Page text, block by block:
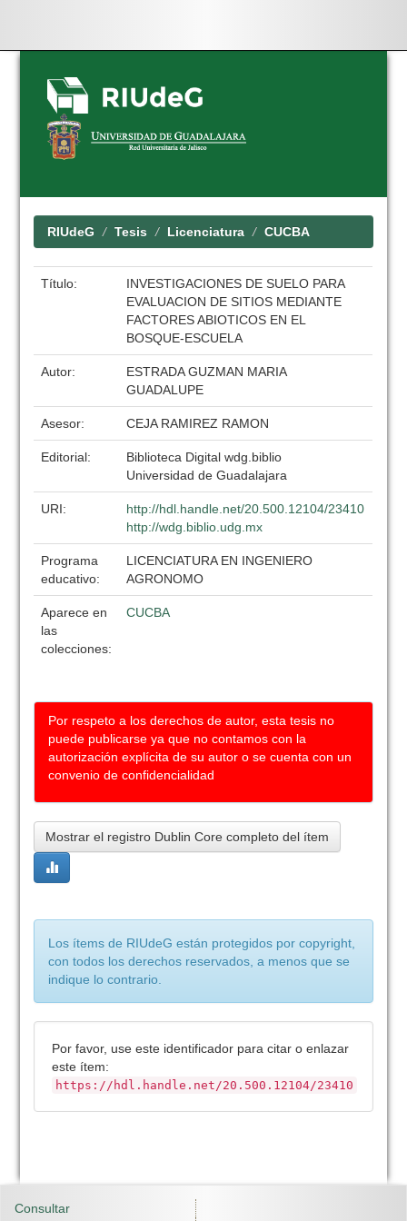
Skip
navigation
RIUdeG Tesis Licenciatura CUCBA
Título:
INVESTIGACIONES DE SUELO PARA
EVALUACION DE SITIOS MEDIANTE
FACTORES ABIOTICOS EN EL
BOSQUE-ESCUELA
Autor:
ESTRADA GUZMAN MARIA
GUADALUPE
Asesor: CEJA RAMIREZ RAMON
Editorial:
Biblioteca Digital wdg.biblio
Universidad de Guadalajara
URI:
http://hdl.handle.net/20.500.12104/23410
http://wdg.biblio.udg.mx
Programa
educativo:
LICENCIATURA EN INGENIERO
AGRONOMO
Aparece en
las
colecciones:
CUCBA
Por respeto a los derechos de autor, esta tesis no
puede publicarse ya que no contamos con la
autorización explícita de su autor o se cuenta con un
convenio de confidencialidad
Mostrar el registro Dublin Core completo del ítem
Los ítems de RIUdeG están protegidos por copyright,
con todos los derechos reservados, a menos que se
indique lo contrario.
Por favor, use este identificador para citar o enlazar
este ítem:
https://hdl.handle.net/20.500.12104/23410
Consultar